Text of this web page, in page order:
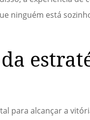
ninguém está
para alcançar a